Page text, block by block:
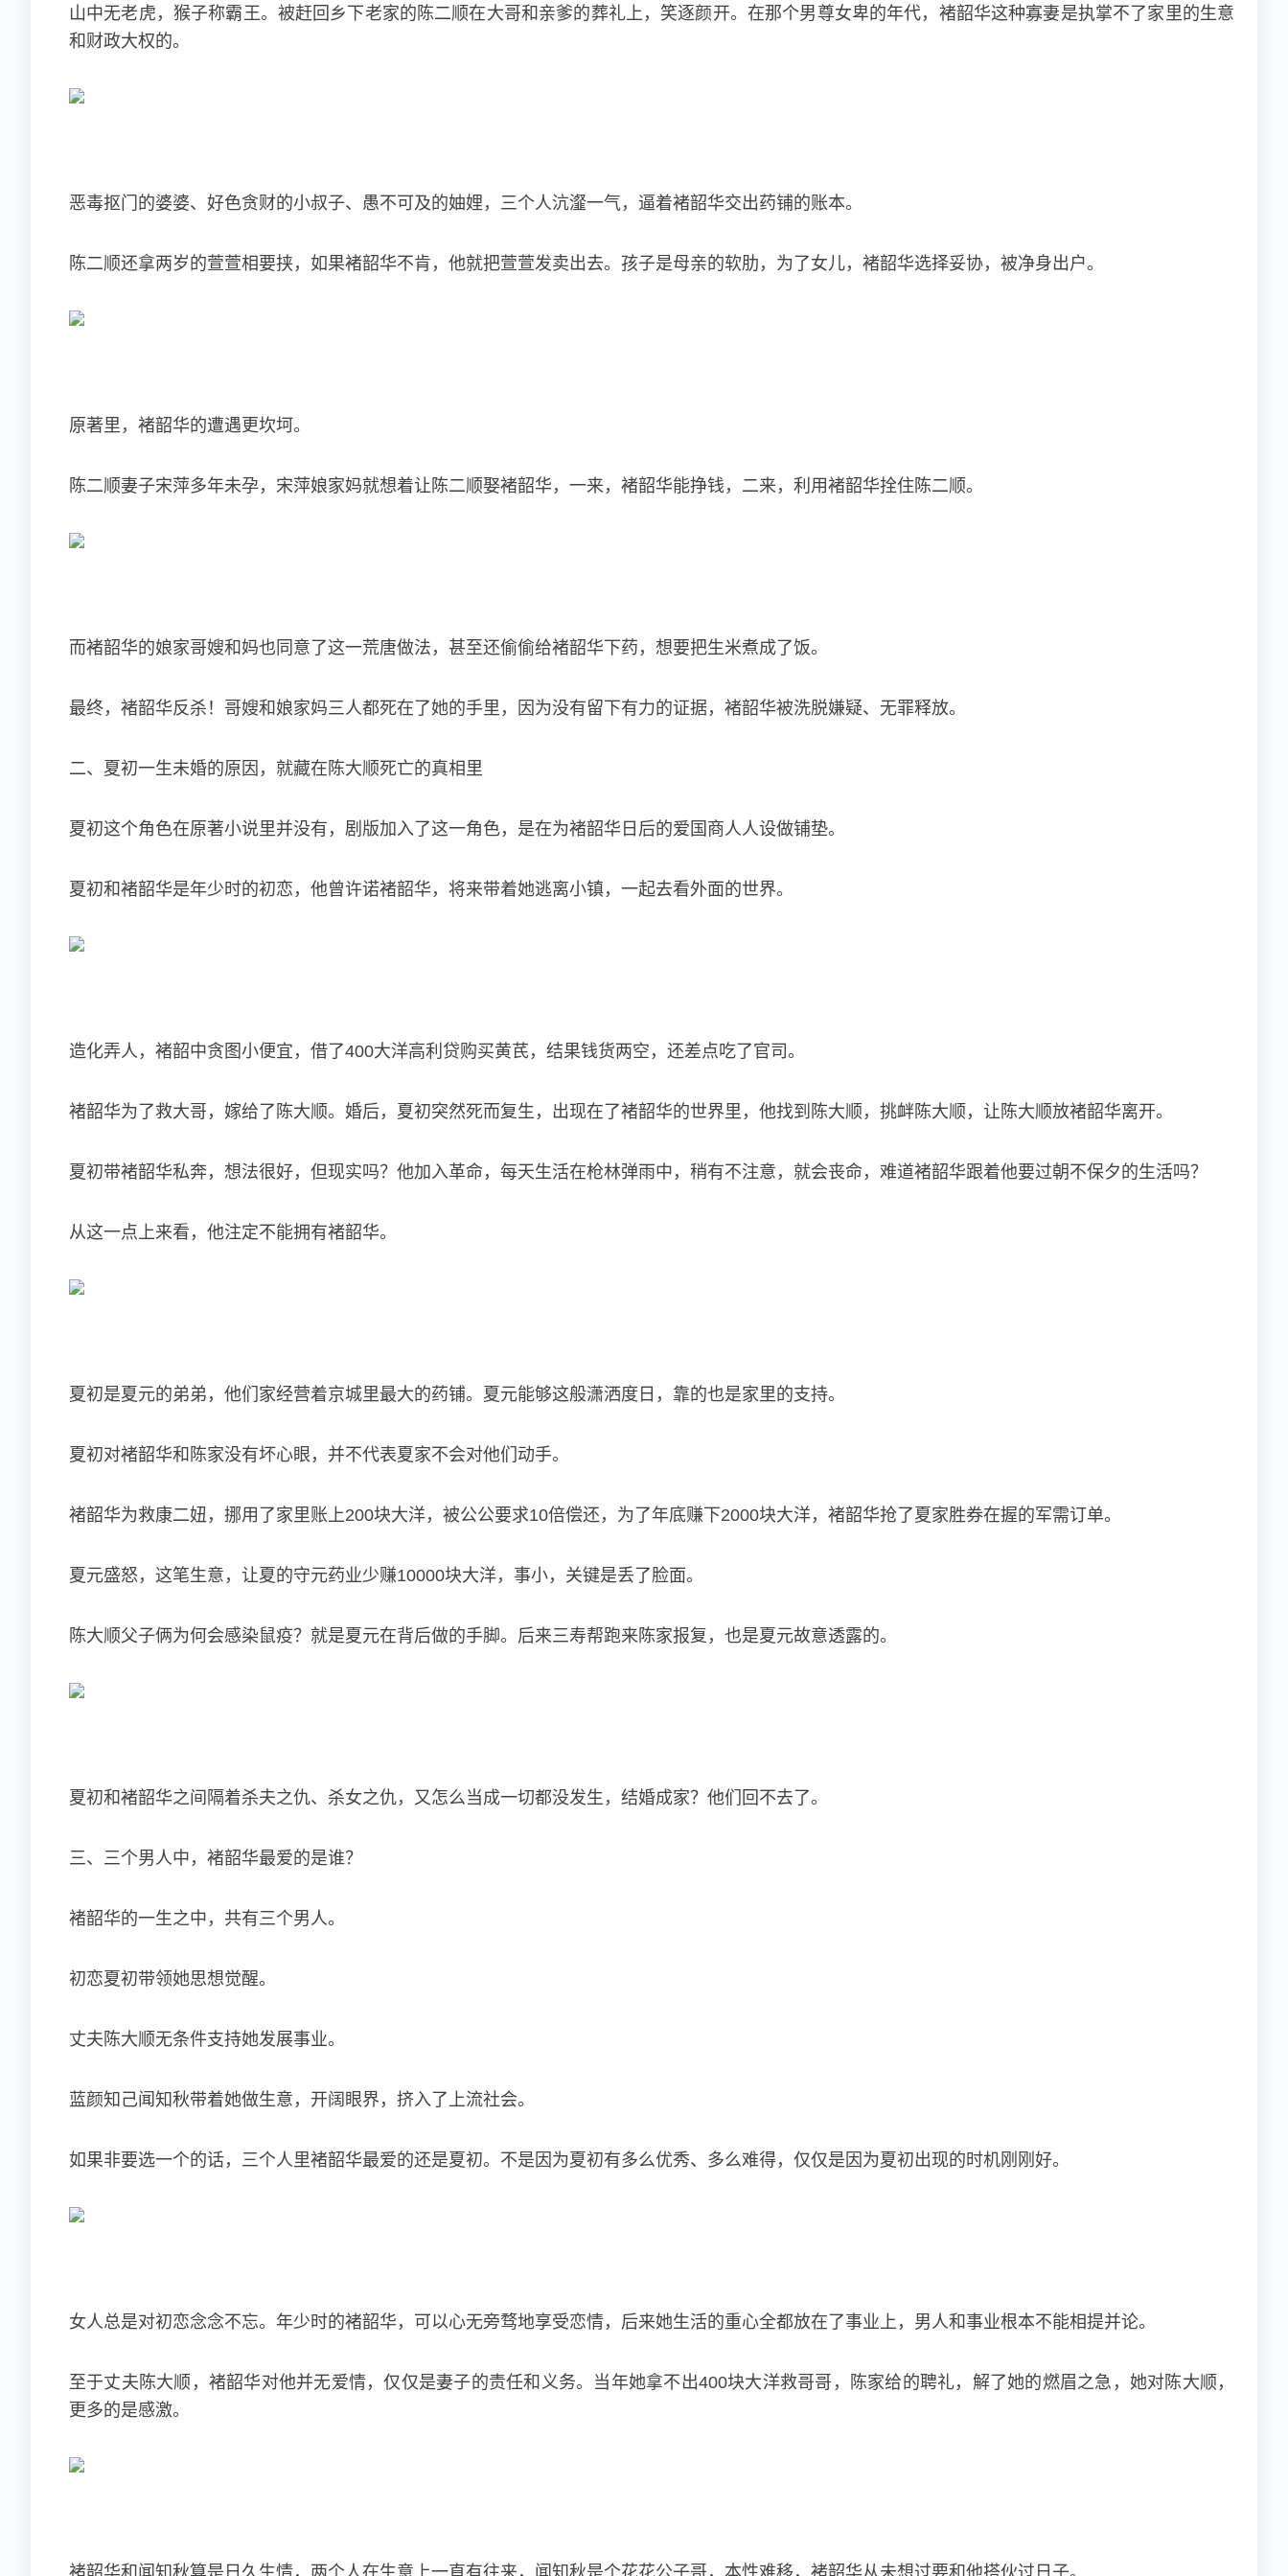
山中无老虎，猴子称霸王。被赶回乡下老家的陈二顺在大哥和亲爹的葬礼上，笑逐颜开。在那个男尊女卑的年代，褚韶华这种寡妻是执掌不了家里的生意
和财政大权的。
恶毒抠门的婆婆、好色贪财的小叔子、愚不可及的妯娌，三个人沆瀣一气，逼着褚韶华交出药铺的账本。
陈二顺还拿两岁的萱萱相要挟，如果褚韶华不肯，他就把萱萱发卖出去。孩子是母亲的软肋，为了女儿，褚韶华选择妥协，被净身出户。
原著里，褚韶华的遭遇更坎坷。
陈二顺妻子宋萍多年未孕，宋萍娘家妈就想着让陈二顺娶褚韶华，一来，褚韶华能挣钱，二来，利用褚韶华拴住陈二顺。
而褚韶华的娘家哥嫂和妈也同意了这一荒唐做法，甚至还偷偷给褚韶华下药，想要把生米煮成了饭。
最终，褚韶华反杀！哥嫂和娘家妈三人都死在了她的手里，因为没有留下有力的证据，褚韶华被洗脱嫌疑、无罪释放。
二、夏初一生未婚的原因，就藏在陈大顺死亡的真相里
夏初这个角色在原著小说里并没有，剧版加入了这一角色，是在为褚韶华日后的爱国商人人设做铺垫。
夏初和褚韶华是年少时的初恋，他曾许诺褚韶华，将来带着她逃离小镇，一起去看外面的世界。
造化弄人，褚韶中贪图小便宜，借了400大洋高利贷购买黄芪，结果钱货两空，还差点吃了官司。
褚韶华为了救大哥，嫁给了陈大顺。婚后，夏初突然死而复生，出现在了褚韶华的世界里，他找到陈大顺，挑衅陈大顺，让陈大顺放褚韶华离开。
夏初带褚韶华私奔，想法很好，但现实吗？他加入革命，每天生活在枪林弹雨中，稍有不注意，就会丧命，难道褚韶华跟着他要过朝不保夕的生活吗？
从这一点上来看，他注定不能拥有褚韶华。
夏初是夏元的弟弟，他们家经营着京城里最大的药铺。夏元能够这般潇洒度日，靠的也是家里的支持。
夏初对褚韶华和陈家没有坏心眼，并不代表夏家不会对他们动手。
褚韶华为救康二妞，挪用了家里账上200块大洋，被公公要求10倍偿还，为了年底赚下2000块大洋，褚韶华抢了夏家胜券在握的军需订单。
夏元盛怒，这笔生意，让夏的守元药业少赚10000块大洋，事小，关键是丢了脸面。
陈大顺父子俩为何会感染鼠疫？就是夏元在背后做的手脚。后来三寿帮跑来陈家报复，也是夏元故意透露的。
夏初和褚韶华之间隔着杀夫之仇、杀女之仇，又怎么当成一切都没发生，结婚成家？他们回不去了。
三、三个男人中，褚韶华最爱的是谁？
褚韶华的一生之中，共有三个男人。
初恋夏初带领她思想觉醒。
丈夫陈大顺无条件支持她发展事业。
蓝颜知己闻知秋带着她做生意，开阔眼界，挤入了上流社会。
如果非要选一个的话，三个人里褚韶华最爱的还是夏初。不是因为夏初有多么优秀、多么难得，仅仅是因为夏初出现的时机刚刚好。
女人总是对初恋念念不忘。年少时的褚韶华，可以心无旁骛地享受恋情，后来她生活的重心全都放在了事业上，男人和事业根本不能相提并论。
至于丈夫陈大顺，褚韶华对他并无爱情，仅仅是妻子的责任和义务。当年她拿不出400块大洋救哥哥，陈家给的聘礼，解了她的燃眉之急，她对陈大顺，
更多的是感激。
褚韶华和闻知秋算是日久生情，两个人在生意上一直有往来，闻知秋是个花花公子哥，本性难移，褚韶华从未想过要和他搭伙过日子。